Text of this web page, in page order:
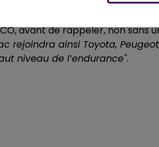
en œuvre en partenariat
avant de rappeler, non sans
rejoindra ainsi Toyota,
niveau de l’endurance".